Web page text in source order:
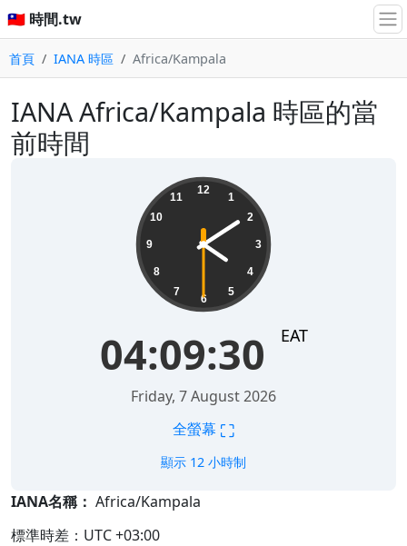
🇹🇼 時間.tw
首頁 IANA 時區 Africa/Kampala
IANA Africa/Kampala 時區的當
前時間
12
1
2
3
4
5
6
7
8
9
10
11
04:09:30 EAT
Friday, 7 August 2026
全螢幕 ⛶
顯示 12 小時制
IANA名稱： Africa/Kampala
標準時差：UTC +03:00